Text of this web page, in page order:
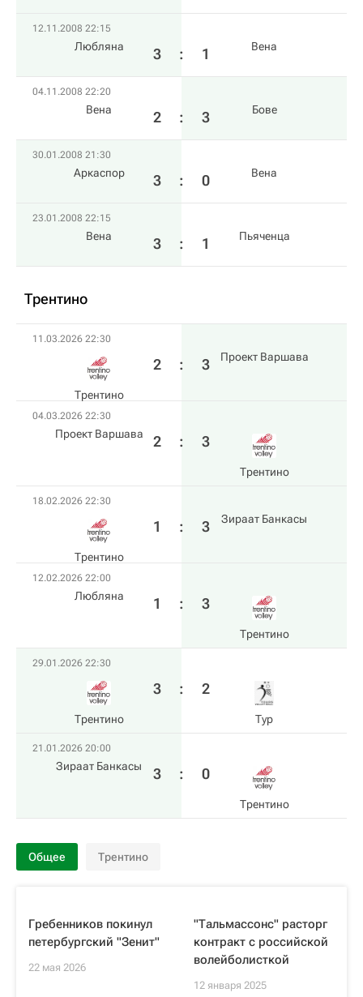
12.11.2008 22:15
Любляна 3 : 1 Вена
04.11.2008 22:20
Вена 2 : 3 Бове
30.01.2008 21:30
Аркаспор 3 : 0 Вена
23.01.2008 22:15
Вена 3 : 1 Пьяченца
Трентино
11.03.2026 22:30
Трентино
2 : 3 Проект Варшава
04.03.2026 22:30
Проект Варшава 2 : 3
Трентино
18.02.2026 22:30
Трентино
1 : 3 Зираат Банкасы
12.02.2026 22:00
Любляна 1 : 3
Трентино
29.01.2026 22:30
Трентино
3 : 2
Тур
21.01.2026 20:00
Зираат Банкасы 3 : 0
Трентино
Общее Трентино
Гребенников покинул
петербургский "Зенит"
22 мая 2026
"Тальмассонс" расторг
контракт с российской
волейболисткой
12 января 2025